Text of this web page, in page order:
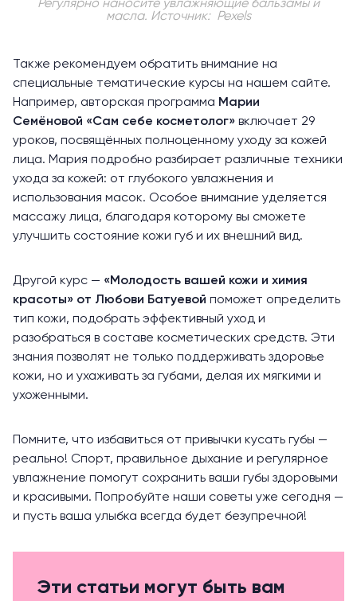
Регулярно наносите увлажняющие бальзамы и
масла. Источник: Pexels
Также рекомендуем обратить внимание на
специальные тематические курсы на нашем сайте.
Например, авторская программа Марии
Семёновой «Сам себе косметолог» включает 29
уроков, посвящённых полноценному уходу за кожей
лица. Мария подробно разбирает различные техники
ухода за кожей: от глубокого увлажнения и
использования масок. Особое внимание уделяется
массажу лица, благодаря которому вы сможете
улучшить состояние кожи губ и их внешний вид.
Другой курс — «Молодость вашей кожи и химия
красоты» от Любови Батуевой поможет определить
тип кожи, подобрать эффективный уход и
разобраться в составе косметических средств. Эти
знания позволят не только поддерживать здоровье
кожи, но и ухаживать за губами, делая их мягкими и
ухоженными.
Помните, что избавиться от привычки кусать губы —
реально! Спорт, правильное дыхание и регулярное
увлажнение помогут сохранить ваши губы здоровыми
и красивыми. Попробуйте наши советы уже сегодня —
и пусть ваша улыбка всегда будет безупречной!
Эти статьи могут быть вам